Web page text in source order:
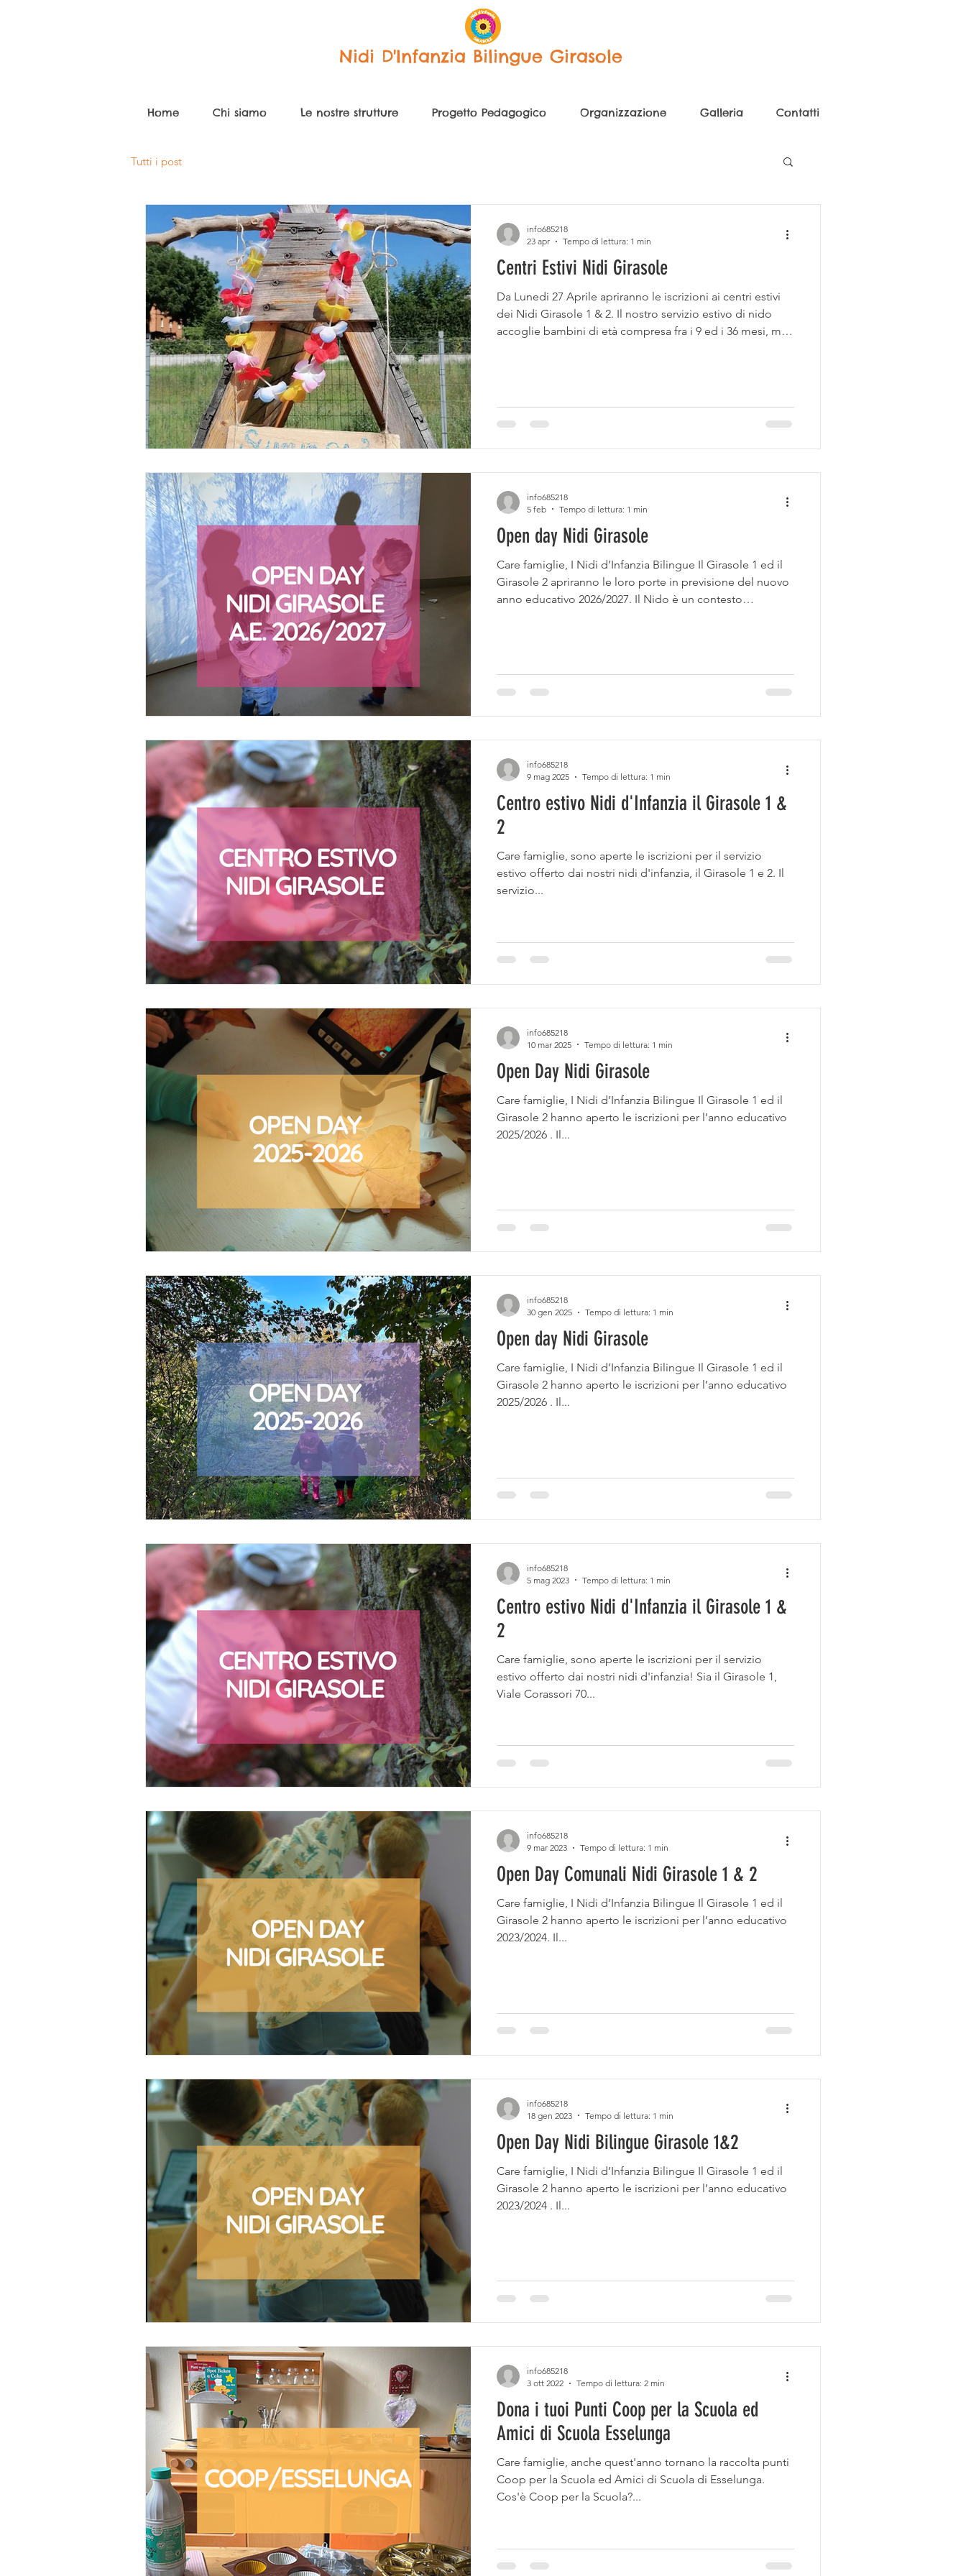
Nidi D'Infanzia Bilingue Girasole
Home Chi siamo Le nostre strutture Progetto Pedagogico Organizzazione Galleria Contatti
Tutti i post
Centri Estivi Nidi Girasole
Da Lunedi 27 Aprile apriranno le iscrizioni ai centri estivi
dei Nidi Girasole 1 & 2. Il nostro servizio estivo di nido
accoglie bambini di età compresa fra i 9 ed i 36 mesi, ma
mancherà il tempo di curare i nostri orti e di raccogliere
info685218
23 apr
Tempo di lettura: 1 min
Open day Nidi Girasole
Care famiglie, I Nidi d’Infanzia Bilingue Il Girasole 1 ed il
Girasole 2 apriranno le loro porte in previsione del nuovo
anno educativo 2026/2027. Il Nido è un contesto
info685218
5 feb
Tempo di lettura: 1 min
Centro estivo Nidi d'Infanzia il Girasole 1 &
2
Care famiglie, sono aperte le iscrizioni per il servizio
estivo offerto dai nostri nidi d'infanzia, il Girasole 1 e 2. Il
servizio...
info685218
9 mag 2025
Tempo di lettura: 1 min
Open Day Nidi Girasole
Care famiglie, I Nidi d’Infanzia Bilingue Il Girasole 1 ed il
Girasole 2 hanno aperto le iscrizioni per l’anno educativo
2025/2026 . Il...
info685218
10 mar 2025
Tempo di lettura: 1 min
Open day Nidi Girasole
Care famiglie, I Nidi d’Infanzia Bilingue Il Girasole 1 ed il
Girasole 2 hanno aperto le iscrizioni per l’anno educativo
2025/2026 . Il...
info685218
30 gen 2025
Tempo di lettura: 1 min
Centro estivo Nidi d'Infanzia il Girasole 1 &
2
Care famiglie, sono aperte le iscrizioni per il servizio
estivo offerto dai nostri nidi d'infanzia! Sia il Girasole 1,
Viale Corassori 70...
info685218
5 mag 2023
Tempo di lettura: 1 min
Open Day Comunali Nidi Girasole 1 & 2
Care famiglie, I Nidi d’Infanzia Bilingue Il Girasole 1 ed il
Girasole 2 hanno aperto le iscrizioni per l’anno educativo
2023/2024. Il...
info685218
9 mar 2023
Tempo di lettura: 1 min
Open Day Nidi Bilingue Girasole 1&2
Care famiglie, I Nidi d’Infanzia Bilingue Il Girasole 1 ed il
Girasole 2 hanno aperto le iscrizioni per l’anno educativo
2023/2024 . Il...
info685218
18 gen 2023
Tempo di lettura: 1 min
Dona i tuoi Punti Coop per la Scuola ed
Amici di Scuola Esselunga
Care famiglie, anche quest'anno tornano la raccolta punti
Coop per la Scuola ed Amici di Scuola di Esselunga.
Cos'è Coop per la Scuola?...
info685218
3 ott 2022
Tempo di lettura: 2 min